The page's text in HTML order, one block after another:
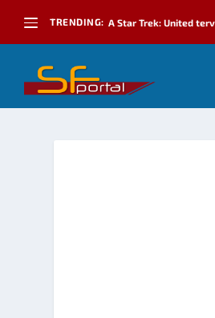
TRENDING: A Star Trek: United